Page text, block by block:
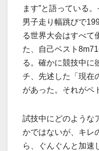
ます”と語っている
男子走り幅跳びで
る世界大会はすべて
た、自己ベスト
る。確かに競技中に
チ、先述した「現在
があった。それがペ
試技中にどのような
かではないが、キレ
ら、ぐんぐんと加速